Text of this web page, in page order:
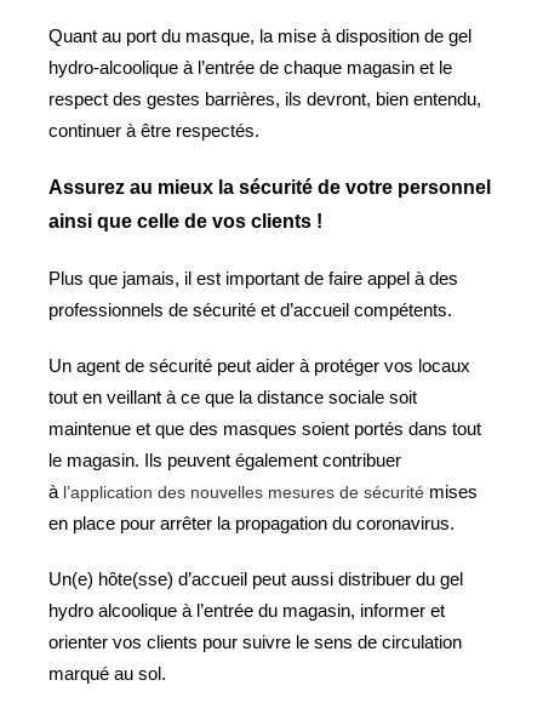
Quant au port du masque, la mise à disposition de gel
hydro-alcoolique à l’entrée de chaque magasin et le
respect des gestes barrières, ils devront, bien entendu,
continuer à être respectés.
Assurez au mieux la sécurité de votre personnel
ainsi que celle de vos clients !
Plus que jamais, il est important de faire appel à des
professionnels de sécurité et d’accueil compétents.
Un agent de sécurité peut aider à protéger vos locaux
tout en veillant à ce que la distance sociale soit
maintenue et que des masques soient portés dans tout
le magasin. Ils peuvent également contribuer
à l’application des nouvelles mesures de sécurité mises
en place pour arrêter la propagation du coronavirus.
Un(e) hôte(sse) d’accueil peut aussi distribuer du gel
hydro alcoolique à l’entrée du magasin, informer et
orienter vos clients pour suivre le sens de circulation
marqué au sol.